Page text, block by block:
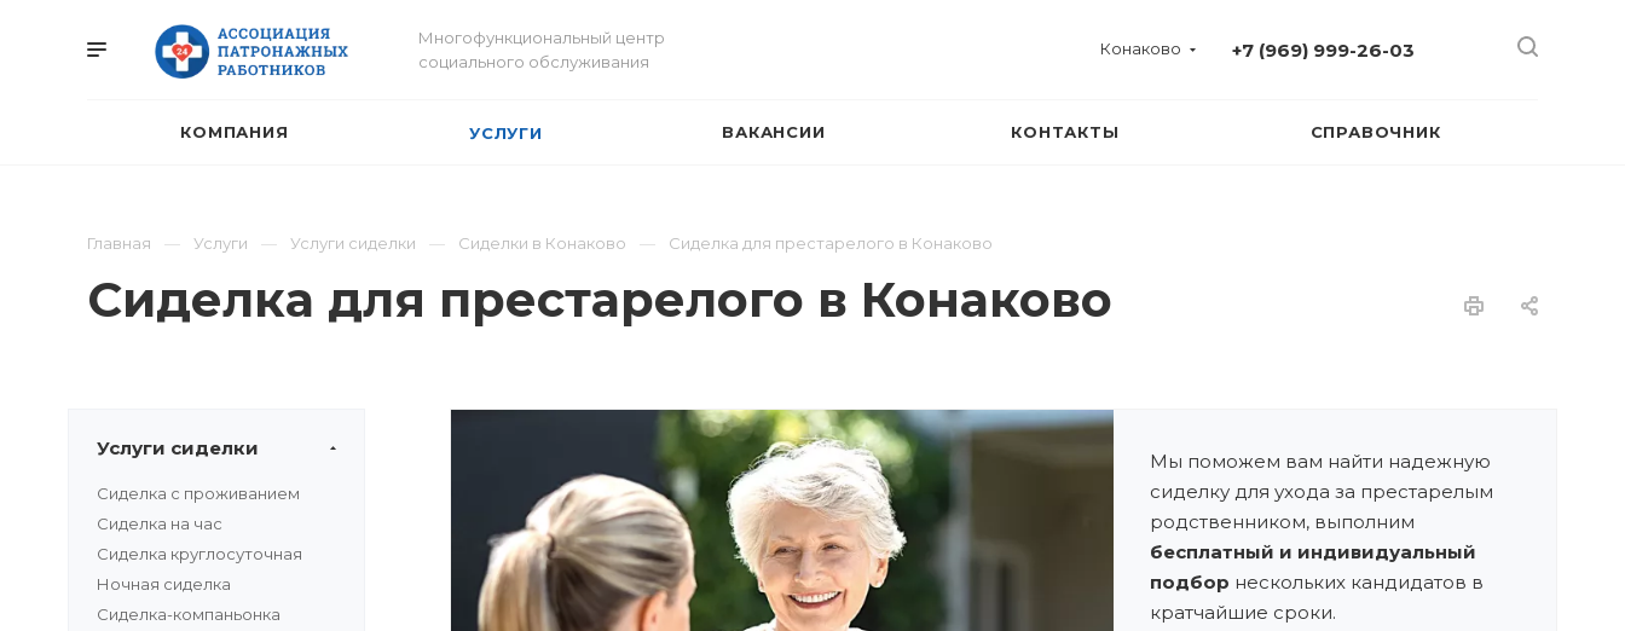
Многофункциональный центр
социального обслуживания
Конаково +7 (969) 999-26-03
КОМПАНИЯ УСЛУГИ ВАКАНСИИ КОНТАКТЫ СПРАВОЧНИК
Главная Услуги Услуги сиделки Сиделки в Конаково Сиделка для престарелого в Конаково
Сиделка для престарелого в Конаково
Услуги сиделки
Сиделка с проживанием
Сиделка на час
Сиделка круглосуточная
Ночная сиделка
Сиделка-компаньонка
Мы поможем вам найти надежную
сиделку для ухода за престарелым
родственником, выполним
бесплатный и индивидуальный
подбор нескольких кандидатов в
кратчайшие сроки.